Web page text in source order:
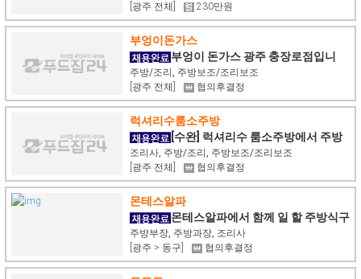
[광주 전체]
230만원
부엉이돈가스
부엉이 돈가스 광주 충장로점입니
다.(주방 및 주방 보조)
주방/조리, 주방보조/조리보조
[광주 전체]
협의후결정
럭셔리수룸소주방
[수완] 럭셔리수 룸소주방에서 주방
직원(초보/이모) 구합니다
조리사, 주방/조리, 주방보조/조리보조
[광주 전체]
협의후결정
몬테스알파
몬테스알파에서 함께 일 할 주방식구
를 찾습니다.
주방부장, 주방과장, 조리사
[광주 > 동구]
협의후결정